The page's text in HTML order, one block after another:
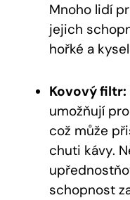
Mnoho lidí
jejich
hořké a
Kovový filtr:
umožňují
což může
chuti kávy.
schopnost